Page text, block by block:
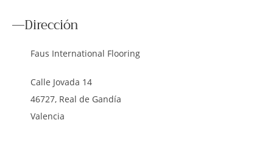
Dirección
Faus International Flooring
Calle Jovada 14
46727, Real de Gandía
Valencia